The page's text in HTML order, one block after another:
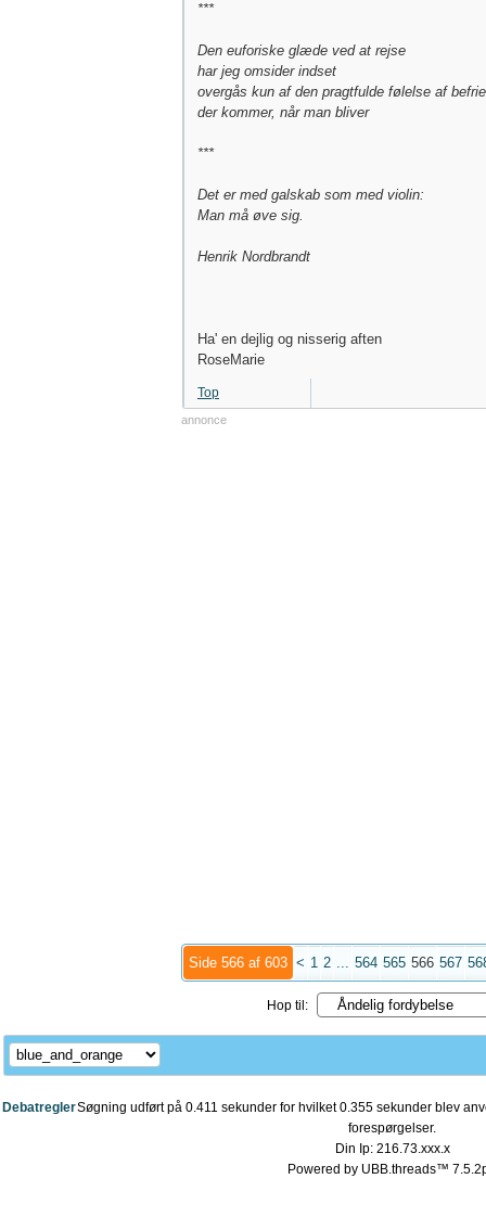
***
Den euforiske glæde ved at rejse
har jeg omsider indset
overgås kun af den pragtfulde følelse af
der kommer, når man bliver
***
Det er med galskab som med violin:
Man må øve sig.
Henrik Nordbrandt
Ha' en dejlig og nisserig aften
RoseMarie
Top
annonce
Side 566 af 603 < 1 2 ... 564 565 566 567
Hop til:
DebatreglerSøgning udført på 0.411 sekunder for hvilket 0.355 sekunder blev
forespørgelser.
Din Ip: 216.73.xxx.x
Powered by UBB.threads™